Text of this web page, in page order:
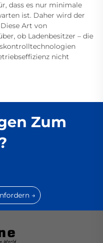
dass es nur minimale
ist. Daher wird der
Art von
ob Ladenbesitzer – die
nicht
Zum
→